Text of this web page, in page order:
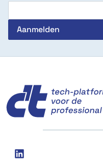
Social
linkedin